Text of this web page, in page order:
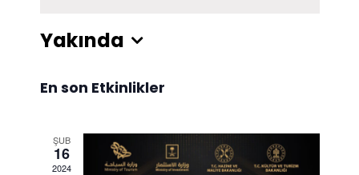
Yakında
seç.
En son Etkinlikler
ŞUB
16
2024